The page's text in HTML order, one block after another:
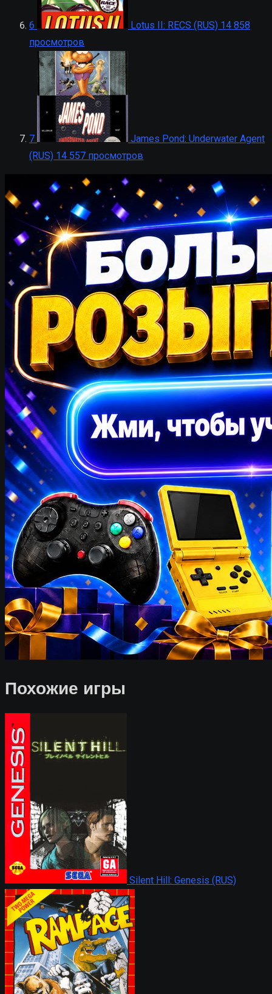
6 Lotus II: RECS (RUS) 14 858
просмотров
7
James Pond: Underwater Agent
(RUS) 14 557 просмотров
Похожие игры
Silent Hill: Genesis (RUS)